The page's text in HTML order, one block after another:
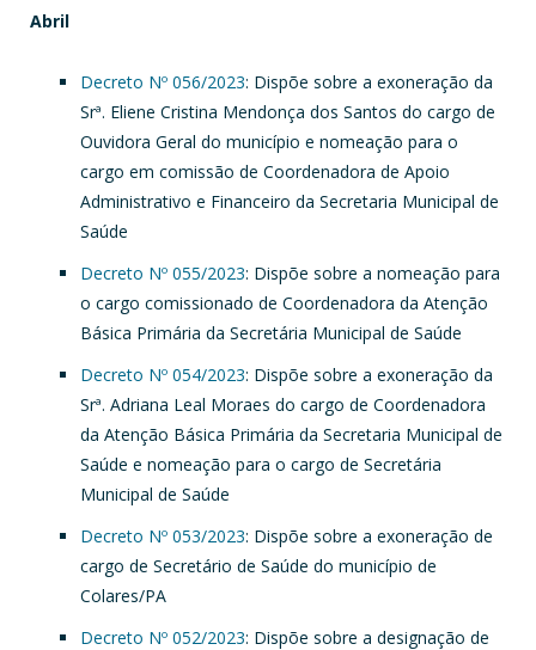
Abril
Decreto Nº 056/2023: Dispõe sobre a exoneração da
Srª. Eliene Cristina Mendonça dos Santos do cargo de
Ouvidora Geral do município e nomeação para o
cargo em comissão de Coordenadora de Apoio
Administrativo e Financeiro da Secretaria Municipal de
Saúde
Decreto Nº 055/2023: Dispõe sobre a nomeação para
o cargo comissionado de Coordenadora da Atenção
Básica Primária da Secretária Municipal de Saúde
Decreto Nº 054/2023: Dispõe sobre a exoneração da
Srª. Adriana Leal Moraes do cargo de Coordenadora
da Atenção Básica Primária da Secretaria Municipal de
Saúde e nomeação para o cargo de Secretária
Municipal de Saúde
Decreto Nº 053/2023: Dispõe sobre a exoneração de
cargo de Secretário de Saúde do município de
Colares/PA
Decreto Nº 052/2023: Dispõe sobre a designação de